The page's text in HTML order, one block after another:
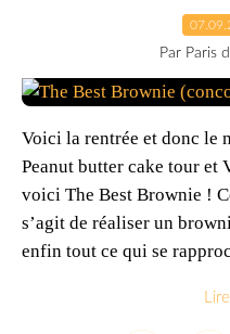
Par Paris
Voici la rentrée et donc le
Peanut butter cake tour et
voici The Best Brownie !
s’agit de réaliser un
enfin tout ce qui se